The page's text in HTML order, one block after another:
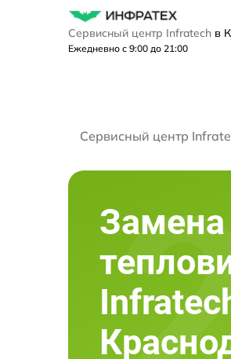
Сервисный центр Infratech в
Ежедневно с 9:00 до 21:00
Сервисный центр
Замена